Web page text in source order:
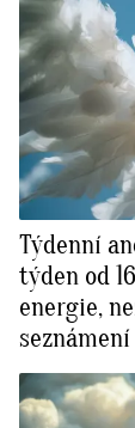
Týdenní
týden od
energie,
seznámení